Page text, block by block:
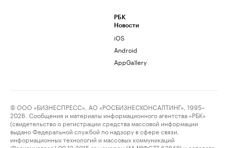
РБК
Новости
iOS
Android
AppGallery
© ООО «БИЗНЕСПРЕСС», АО «РОСБИЗНЕСКОНСАЛТИНГ», 1995–
2026. Сообщения и материалы информационного агентства «РБК»
(свидетельство о регистрации средства массовой информации
выдано Федеральной службой по надзору в сфере связи,
информационных технологий и массовых коммуникаций